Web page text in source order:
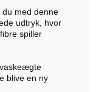
du med denne
udtryk, hvor
spiller
blive en ny